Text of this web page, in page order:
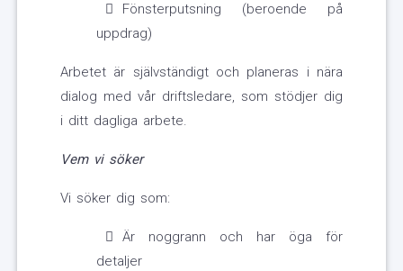
Fönsterputsning (beroende på
uppdrag)
Arbetet är självständigt och planeras i nära
dialog med vår driftsledare, som stödjer dig
i ditt dagliga arbete.
Vem vi söker
Vi söker dig som:
Är noggrann och har öga för
detaljer